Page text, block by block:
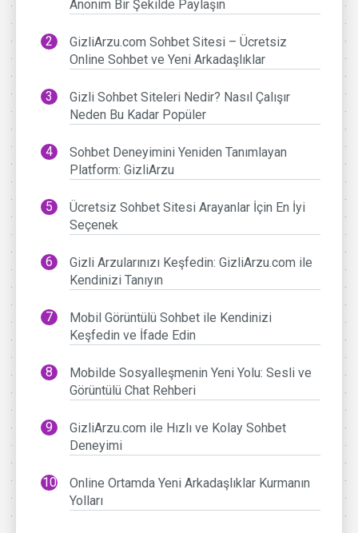
Anonim Bir Şekilde Paylaşın
GizliArzu.com Sohbet Sitesi – Ücretsiz
Online Sohbet ve Yeni Arkadaşlıklar
Gizli Sohbet Siteleri Nedir? Nasıl Çalışır
Neden Bu Kadar Popüler
Sohbet Deneyimini Yeniden Tanımlayan
Platform: GizliArzu
Ücretsiz Sohbet Sitesi Arayanlar İçin En İyi
Seçenek
Gizli Arzularınızı Keşfedin: GizliArzu.com ile
Kendinizi Tanıyın
Mobil Görüntülü Sohbet ile Kendinizi
Keşfedin ve İfade Edin
Mobilde Sosyalleşmenin Yeni Yolu: Sesli ve
Görüntülü Chat Rehberi
GizliArzu.com ile Hızlı ve Kolay Sohbet
Deneyimi
Online Ortamda Yeni Arkadaşlıklar Kurmanın
Yolları